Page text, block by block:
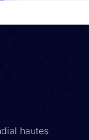
hautes